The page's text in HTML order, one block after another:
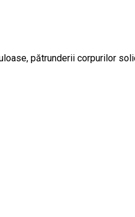
pătrunderii corpurilor